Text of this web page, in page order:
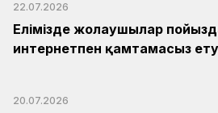
22.07.2026
Елімізде жолаушылар
интернетпен қамтамасыз
20.07.2026